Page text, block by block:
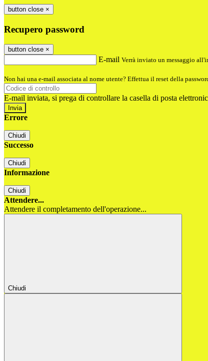
button close ×
Recupero password
button close ×
E-mail Verrà inviato un messaggio
Non hai una e-mail associata al nome utente? Effettua il reset della
E-mail inviata, si prega di controllare la casella di posta
Errore
Chiudi
Successo
Chiudi
Informazione
Chiudi
Attendere...
Attendere il completamento dell'operazione...
Chiudi